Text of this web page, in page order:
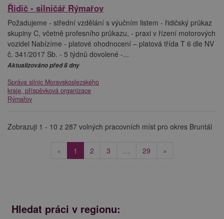
Řidič - silničář Rýmařov
Požadujeme - střední vzdělání s výučním listem - řidičský průkaz
skupiny C, včetně profesního průkazu, - praxi v řízení motorových
vozidel Nabízíme - platové ohodnocení – platová třída T 6 dle NV
č. 341/2017 Sb. - 5 týdnů dovolené -...
Aktualizováno před 8 dny
Správa silnic Moravskoslezského
kraje, příspěvková organizace
Rýmařov
Zobrazuji 1 - 10 z 287 volných pracovních míst pro okres Bruntál
« 1 (current)
2 3 … 29 »
Hledat práci v regionu: